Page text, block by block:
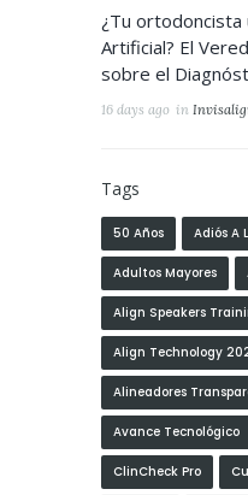
¿Tu ortodoncista
Artificial? El
sobre el
16 days ago in
Tags
50 Años Adiós A
Adultos Mayores
Align Speakers
Align Technology
Alineadores
Avance Tecnológico
ClinCheck Pro